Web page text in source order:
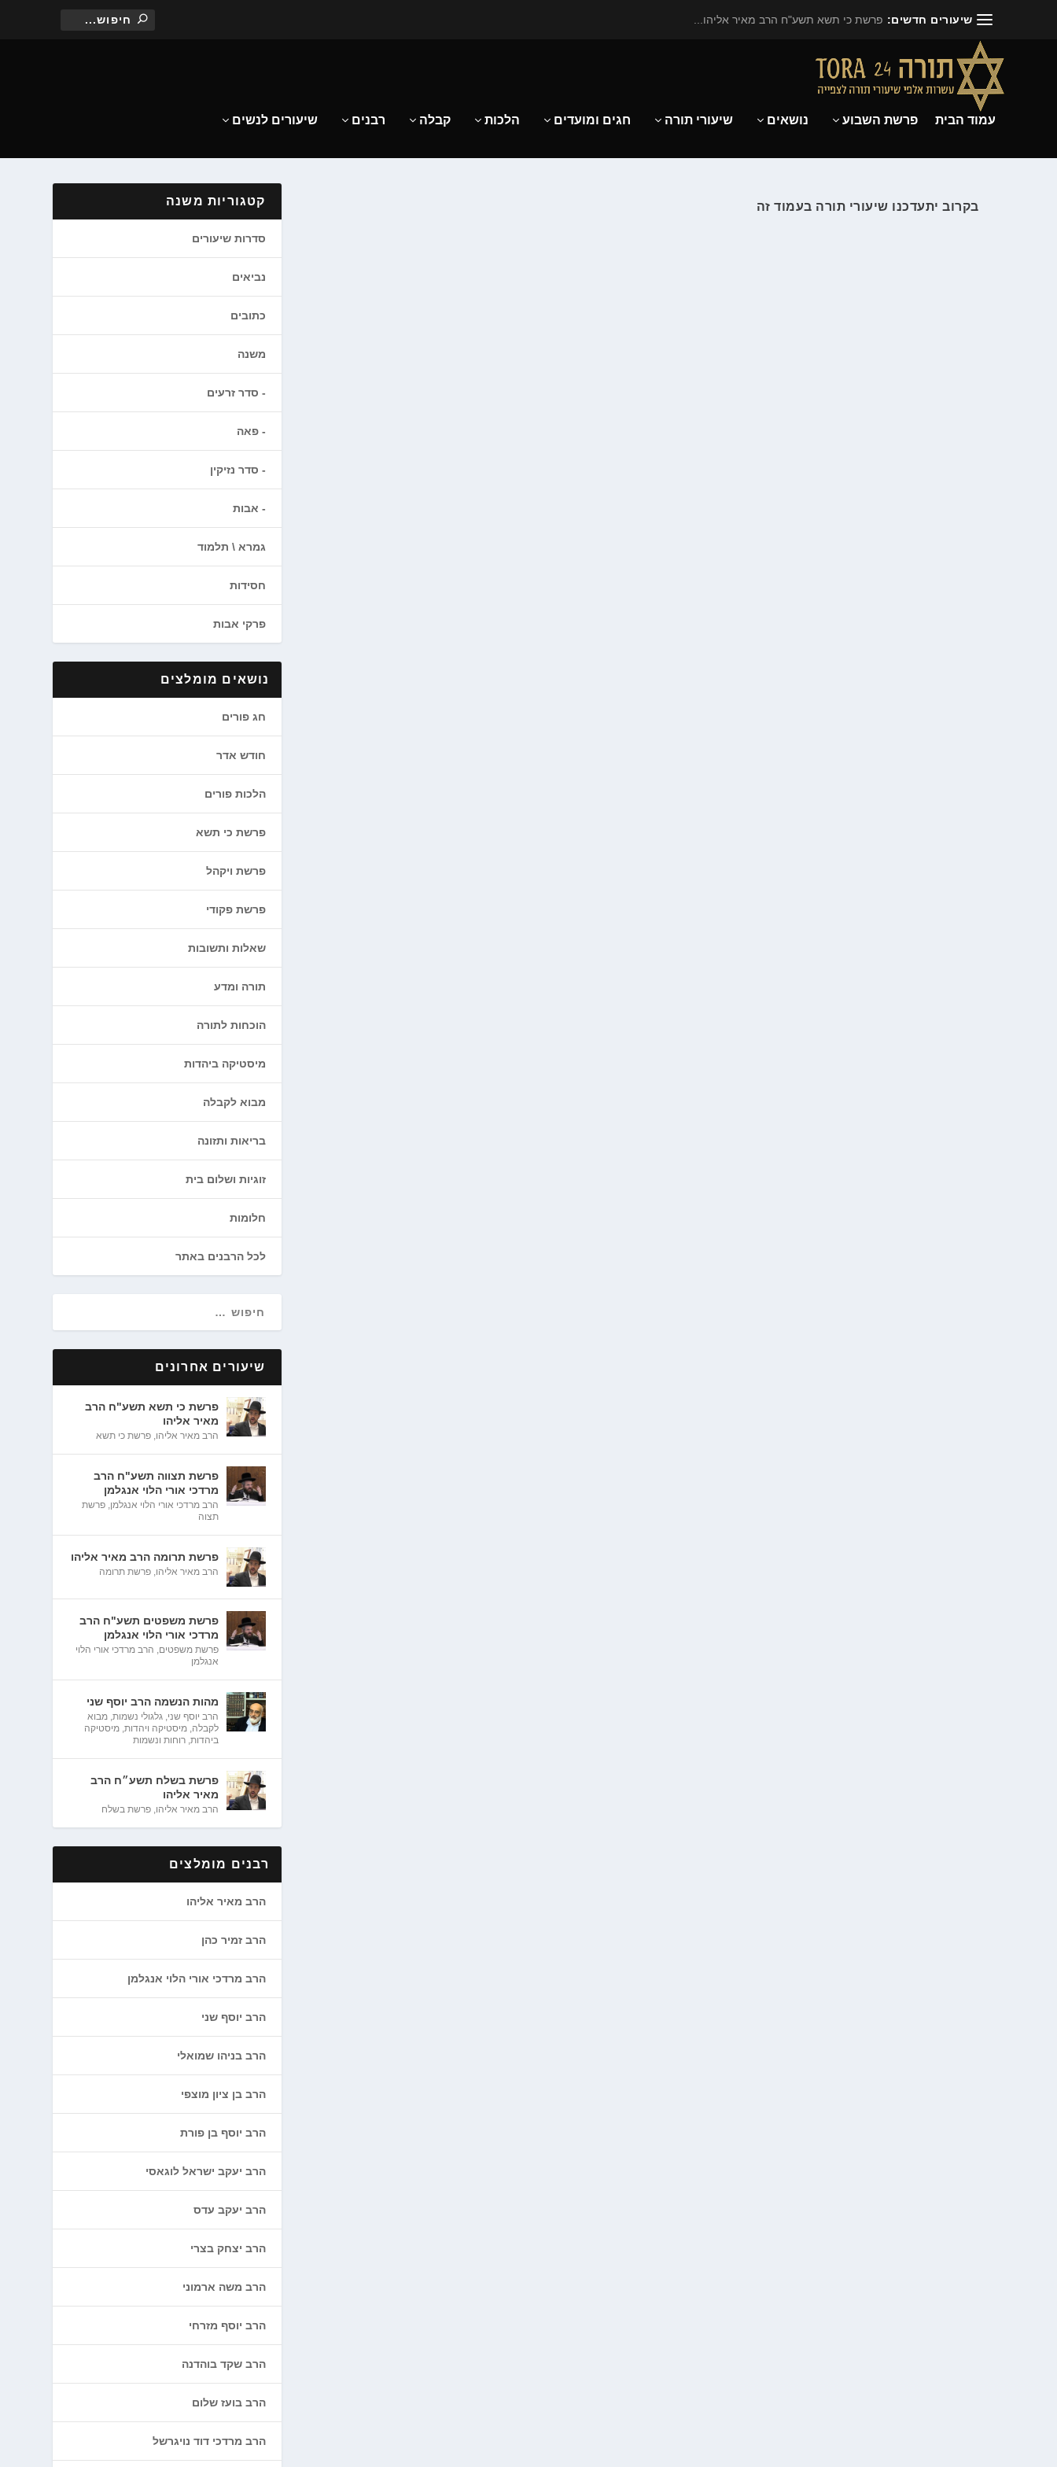
שיעורים חדשים: פרשת כי תשא תשע"ח הרב מאיר אליהו...
עמוד הבית פרשת השבוע נושאים שיעורי תורה חגים ומועדים הלכות קבלה רבנים שיעורים לנשים
בקרוב יתעדכנו שיעורי תורה בעמוד זה קטגוריות משנה
סדרות שיעורים
נביאים
כתובים
משנה
סדר זרעים
פאה
סדר נזיקין
אבות
גמרא \ תלמוד
חסידות
פרקי אבות
נושאים מומלצים
חג פורים
חודש אדר
הלכות פורים
פרשת כי תשא
פרשת ויקהל
פרשת פקודי
שאלות ותשובות
תורה ומדע
הוכחות לתורה
מיסטיקה ביהדות
מבוא לקבלה
בריאות ותזונה
זוגיות ושלום בית
חלומות
לכל הרבנים באתר
שיעורים אחרונים
פרשת כי תשא תשע"ח הרב
מאיר אליהו
הרב מאיר אליהו,פרשת כי תשא
פרשת תצווה תשע"ח הרב
מרדכי אורי הלוי אנגלמן
הרב מרדכי אורי הלוי אנגלמן,פרשת
תצוה
פרשת תרומה הרב מאיר אליהו
הרב מאיר אליהו,פרשת תרומה
פרשת משפטים תשע"ח הרב
מרדכי אורי הלוי אנגלמן
פרשת משפטים, הרב מרדכי אורי הלוי
אנגלמן
מהות הנשמה הרב יוסף שני
הרב יוסף שני,גלגולי נשמות,מבוא
לקבלה,מיסטיקה ויהדות,מיסטיקה
ביהדות,רוחות ונשמות
פרשת בשלח תשע״ח הרב
מאיר אליהו
הרב מאיר אליהו,פרשת בשלח
רבנים מומלצים
הרב מאיר אליהו
הרב זמיר כהן
הרב מרדכי אורי הלוי אנגלמן
הרב יוסף שני
הרב בניהו שמואלי
הרב בן ציון מוצפי
הרב יוסף בן פורת
הרב יעקב ישראל לוגאסי
הרב יעקב עדס
הרב יצחק בצרי
הרב משה ארמוני
הרב יוסף מזרחי
הרב שקד בוהדנה
הרב בועז שלום
הרב מרדכי דוד נויגרשל